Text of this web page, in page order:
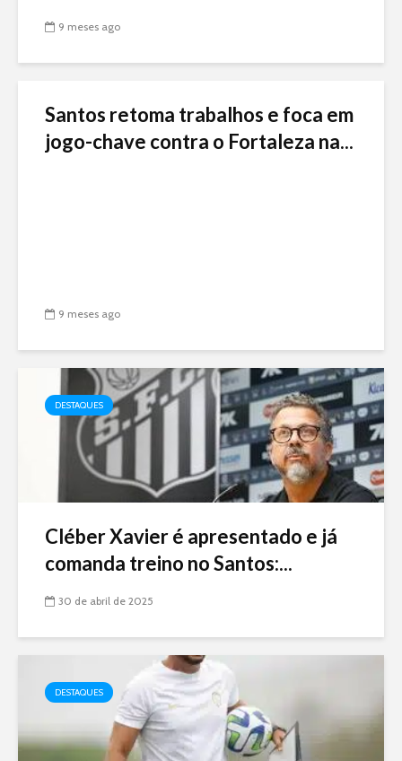
9 meses ago
Santos retoma trabalhos e foca em
jogo-chave contra o Fortaleza na...
9 meses ago
DESTAQUES
Cléber Xavier é apresentado e já
comanda treino no Santos:...
30 de abril de 2025
DESTAQUES